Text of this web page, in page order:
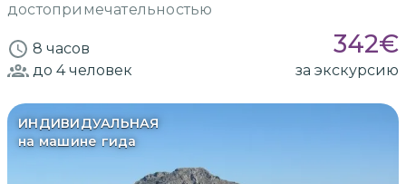
достопримечательностью
8 часов 342€
до 4человек за экскурсию
ИНДИВИДУАЛЬНАЯ
на машине гида